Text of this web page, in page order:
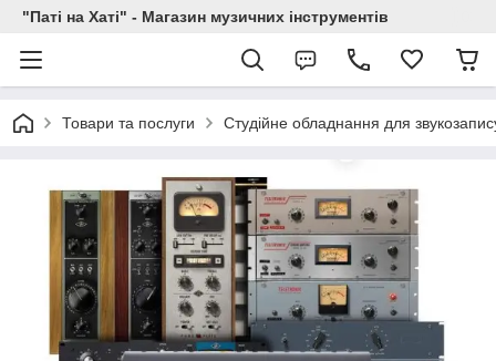
"Паті на Хаті" - Магазин музичних інструментів
Товари та послуги Студійне обладнання для